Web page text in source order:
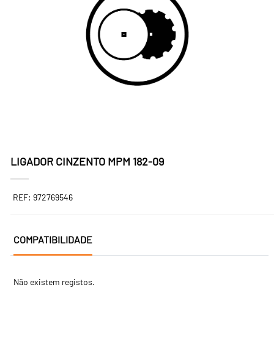
LIGADOR CINZENTO MPM 182-09
REF: 972769546
COMPATIBILIDADE
Não existem registos.